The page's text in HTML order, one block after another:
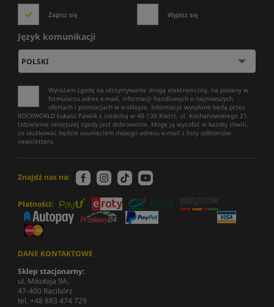
Zapisz się Wypisz się
Język komunikacji
Wyrażam zgodę na otrzymywanie drogą elektroniczną, na podany w
formularzu adres e-mail, informacji handlowych o najnowszych
ofertach i promocjach w e-sklepie. Informacje wysyłane będą przez
ROCKWORLD Łukasz Pawlik z siedzibą w 48-130 Kietrz, ul. Kochanowskiego 21.
Udzielenie niniejszej zgody jest dobrowolne. Mogę ją wycofać w każdej chwili,
co skutkować będzie usunięciem mojego adresu e-mail z listy odbiorców
newslettera.
Znajdź nas na:
Płatności:
DANE KONTAKTOWE
Sklep stacjonarny:
ul. Mikołaja 9A,
47-400 Racibórz
tel. +48 883 474 729